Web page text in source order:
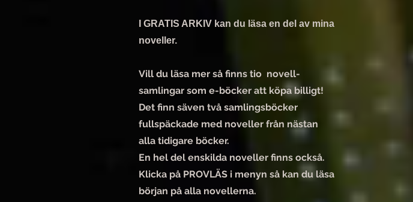
I GRATIS ARKIV kan du läsa en del av mina
noveller.
Vill du läsa mer så finns tio novell-
samlingar som e-böcker att köpa billigt!
Det finn säven två samlingsböcker
fullspäckade med noveller från nästan
alla tidigare böcker.
En hel del enskilda noveller finns också.
Klicka på PROVLÄS i menyn så kan du läsa
början på alla novellerna.